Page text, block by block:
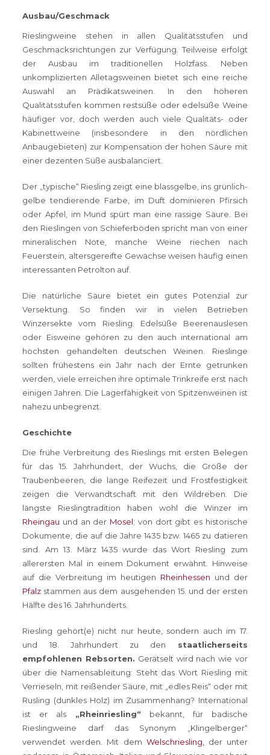
Ausbau/Geschmack
Rieslingweine stehen in allen Qualitätsstufen und
Geschmacksrichtungen zur Verfügung. Teilweise erfolgt
der Ausbau im traditionellen Holzfass. Neben
unkomplizierten Alletagsweinen bietet sich eine reiche
Auswahl an Prädikatsweinen. In den höheren
Qualitätsstufen kommen restsüße oder edelsüße Weine
häufiger vor, doch werden auch viele Qualitäts- oder
Kabinettweine (insbesondere in den nördlichen
Anbaugebieten) zur Kompensation der hohen Säure mit
einer dezenten Süße ausbalanciert.
Der „typische“ Riesling zeigt eine blassgelbe, ins grünlich-
gelbe tendierende Farbe, im Duft dominieren Pfirsich
oder Apfel, im Mund spürt man eine rassige Säure. Bei
den Rieslingen von Schieferböden spricht man von einer
mineralischen Note, manche Weine riechen nach
Feuerstein, altersgereifte Gewächse weisen häufig einen
interessanten Petrolton auf.
Die natürliche Säure bietet ein gutes Potenzial zur
Versektung. So finden wir in vielen Betrieben
Winzersekte vom Riesling. Edelsüße Beerenauslesen
oder Eisweine gehören zu den auch international am
höchsten gehandelten deutschen Weinen. Rieslinge
sollten frühestens ein Jahr nach der Ernte getrunken
werden, viele erreichen ihre optimale Trinkreife erst nach
einigen Jahren. Die Lagerfähigkeit von Spitzenweinen ist
nahezu unbegrenzt.
Geschichte
Die frühe Verbreitung des Rieslings mit ersten Belegen
für das 15. Jahrhundert, der Wuchs, die Größe der
Traubenbeeren, die lange Reifezeit und Frostfestigkeit
zeigen die Verwandtschaft mit den Wildreben. Die
längste Rieslingtradition haben wohl die Winzer im
Rheingau und an der Mosel; von dort gibt es historische
Dokumente, die auf die Jahre 1435 bzw. 1465 zu datieren
sind. Am 13. März 1435 wurde das Wort Riesling zum
allerersten Mal in einem Dokument erwähnt. Hinweise
auf die Verbreitung im heutigen Rheinhessen und der
Pfalz stammen aus dem ausgehenden 15. und der ersten
Hälfte des 16. Jahrhunderts.
Riesling gehört(e) nicht nur heute, sondern auch im 17.
und 18. Jahrhundert zu den staatlicherseits
empfohlenen Rebsorten. Gerätselt wird nach wie vor
über die Namensableitung: Steht das Wort Riesling mit
Verrieseln, mit reißender Säure, mit „edles Reis“ oder mit
Rusling (dunkles Holz) im Zusammenhang? International
ist er als „Rheinriesling“ bekannt, für badische
Rieslingweine darf das Synonym „Klingelberger“
verwendet werden. Mit dem Welschriesling,
der unter